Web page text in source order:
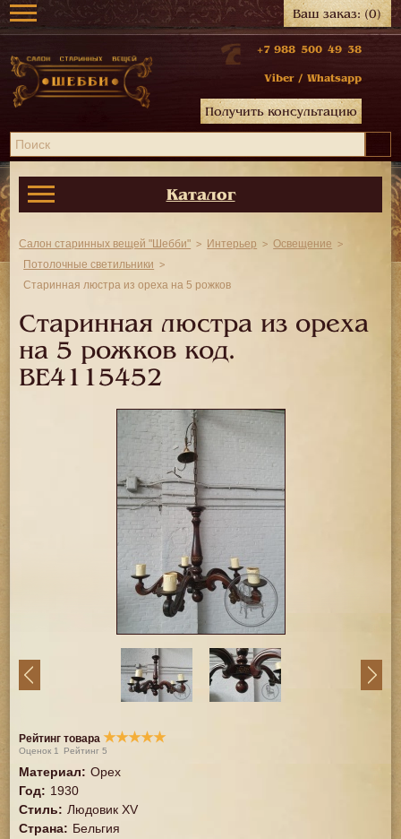
Ваш заказ:(0)
+7 988 500 49 38
Viber / Whatsapp
Получить консультацию
Каталог
Салон старинных вещей "Шебби" Интерьер
Освещение
Потолочные светильники
Старинная люстра из ореха на 5 рожков
Старинная люстра из ореха
на 5 рожков код.
BE4115452
Рейтинг товара ★★★★★
Оценок 1 Рейтинг5
Материал: Орех
Год: 1930
Стиль: Людовик XV
Страна: Бельгия